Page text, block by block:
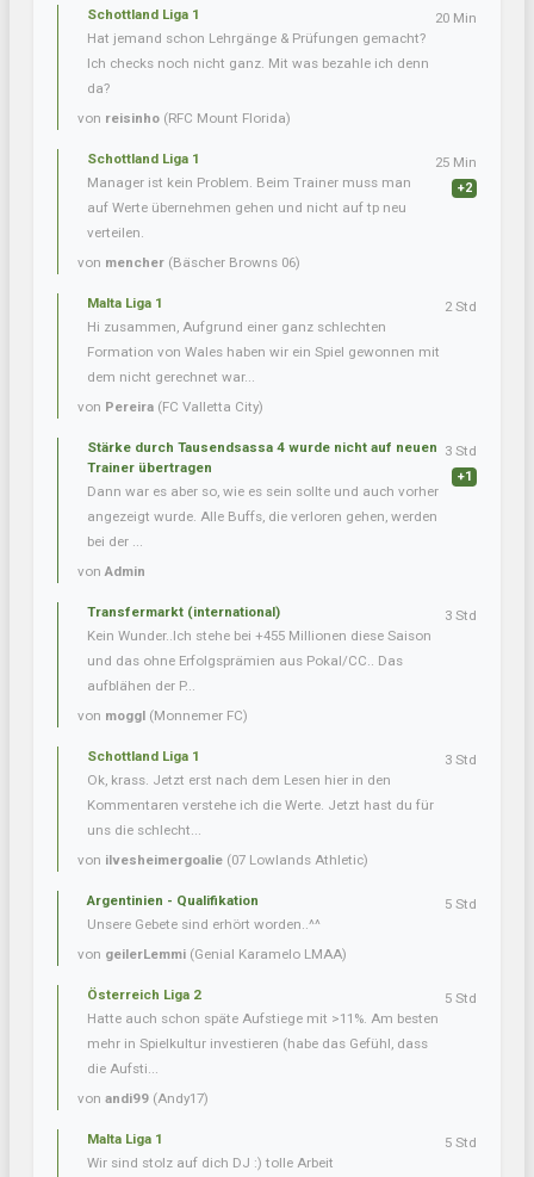
Schottland Liga 1
Hat jemand schon Lehrgänge & Prüfungen gemacht?
Ich checks noch nicht ganz. Mit was bezahle ich denn
da?
von reisinho (RFC Mount Florida)
20 Min
Schottland Liga 1
Manager ist kein Problem. Beim Trainer muss man
auf Werte übernehmen gehen und nicht auf tp neu
verteilen.
von mencher (Bäscher Browns 06)
25 Min
+2
Malta Liga 1
Hi zusammen, Aufgrund einer ganz schlechten
Formation von Wales haben wir ein Spiel gewonnen mit
dem nicht gerechnet war...
von Pereira (FC Valletta City)
2 Std
Stärke durch Tausendsassa 4 wurde nicht auf neuen
Trainer übertragen
Dann war es aber so, wie es sein sollte und auch vorher
angezeigt wurde. Alle Buffs, die verloren gehen, werden
bei der ...
vonAdmin
3 Std
+1
Transfermarkt (international)
Kein Wunder..Ich stehe bei +455 Millionen diese Saison
und das ohne Erfolgsprämien aus Pokal/CC.. Das
aufblähen der P...
von moggl (Monnemer FC)
3 Std
Schottland Liga 1
Ok, krass. Jetzt erst nach dem Lesen hier in den
Kommentaren verstehe ich die Werte. Jetzt hast du für
uns die schlecht...
von ilvesheimergoalie (07 Lowlands Athletic)
3 Std
Argentinien - Qualifikation
Unsere Gebete sind erhört worden..^^
von geilerLemmi (Genial Karamelo LMAA)
5 Std
Österreich Liga 2
Hatte auch schon späte Aufstiege mit >11%. Am besten
mehr in Spielkultur investieren (habe das Gefühl, dass
die Aufsti...
von andi99 (Andy17)
5 Std
Malta Liga 1
Wir sind stolz auf dich DJ :) tolle Arbeit
5 Std